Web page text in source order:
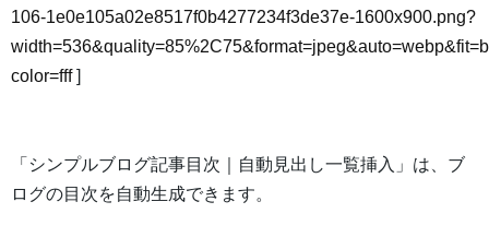
106-1e0e105a02e8517f0b4277234f3de37e-1600x900.png?
color=fff]
「シンプルブログ記事目次｜自動見出し一覧挿入」は、ブ
ログの目次を自動生成できます。